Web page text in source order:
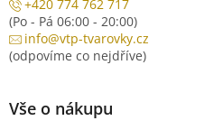
+420 774 762 717
(Po - Pá 06:00 - 20:00)
info@vtp-tvarovky.cz
(odpovíme co nejdříve)
Vše o nákupu